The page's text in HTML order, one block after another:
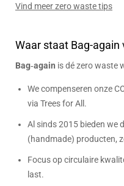
Vind meer zero waste tips
Waar staat Bag-again
Bag‑again is dé zero waste
We compenseren onze
via Trees for All.
Al sinds 2015 bieden we
(handmade) producten,
Focus op circulaire
last.